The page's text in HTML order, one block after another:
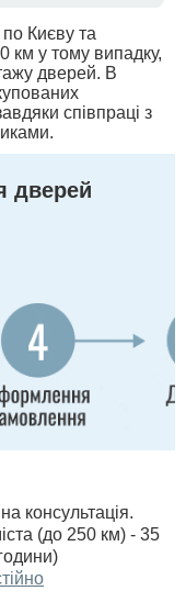
Києву та
км у тому випадку,
дверей. В
співпраці з
дверей
консультація.
(до 250 км) - 35